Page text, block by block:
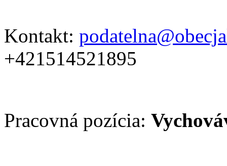
Kontakt:
+421514521895
Pracovná pozícia: